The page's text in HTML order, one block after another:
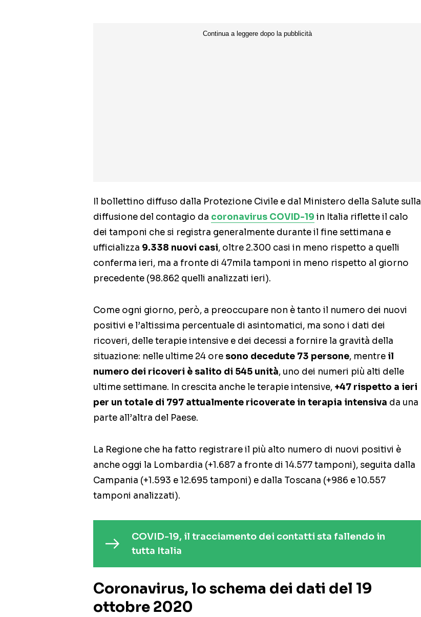
Il bollettino diffuso dalla Protezione Civile e dal Ministero della Salute sulla
diffusione del contagio da coronavirus COVID-19 in Italia riflette il calo
dei tamponi che si registra generalmente durante il fine settimana e
ufficializza 9.338 nuovi casi, oltre 2.300 casi in meno rispetto a quelli
conferma ieri, ma a fronte di 47mila tamponi in meno rispetto al giorno
precedente (98.862 quelli analizzati ieri).
Come ogni giorno, però, a preoccupare non è tanto il numero dei nuovi
positivi e l’altissima percentuale di asintomatici, ma sono i dati dei
ricoveri, delle terapie intensive e dei decessi a fornire la gravità della
situazione: nelle ultime 24 ore sono decedute 73 persone, mentre il
numero dei ricoveri è salito di 545 unità, uno dei numeri più alti delle
ultime settimane. In crescita anche le terapie intensive, +47 rispetto a ieri
per un totale di 797 attualmente ricoverate in terapia intensiva da una
parte all’altra del Paese.
La Regione che ha fatto registrare il più alto numero di nuovi positivi è
anche oggi la Lombardia (+1.687 a fronte di 14.577 tamponi), seguita dalla
Campania (+1.593 e 12.695 tamponi) e dalla Toscana (+986 e 10.557
tamponi analizzati).
COVID-19, il tracciamento dei contatti sta fallendo in
tutta Italia
Coronavirus, lo schema dei dati del 19
ottobre 2020